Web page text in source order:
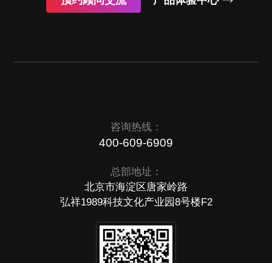
咨询热线：
400-609-6909
总部地址：
北京市海淀区唐家岭路
弘祥1989科技文化产业园8号楼F2